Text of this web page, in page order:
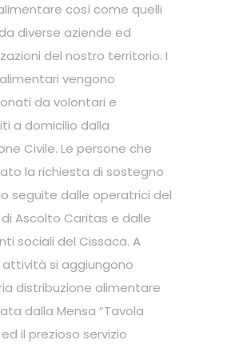
così come quelli
diverse aziende ed
del nostro territorio. I
vengono
da volontari e
a domicilio dalla
Civile. Le persone che
la richiesta di sostegno
seguite dalle operatrici del
Ascolto Caritas e dalle
sociali del Cissaca. A
si aggiungono
distribuzione alimentare
dalla Mensa “Tavola
il prezioso servizio